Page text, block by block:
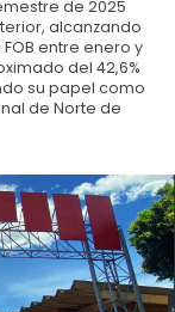
de 2025
alcanzando
entre enero y
del 42,6%
su papel como
de Norte de